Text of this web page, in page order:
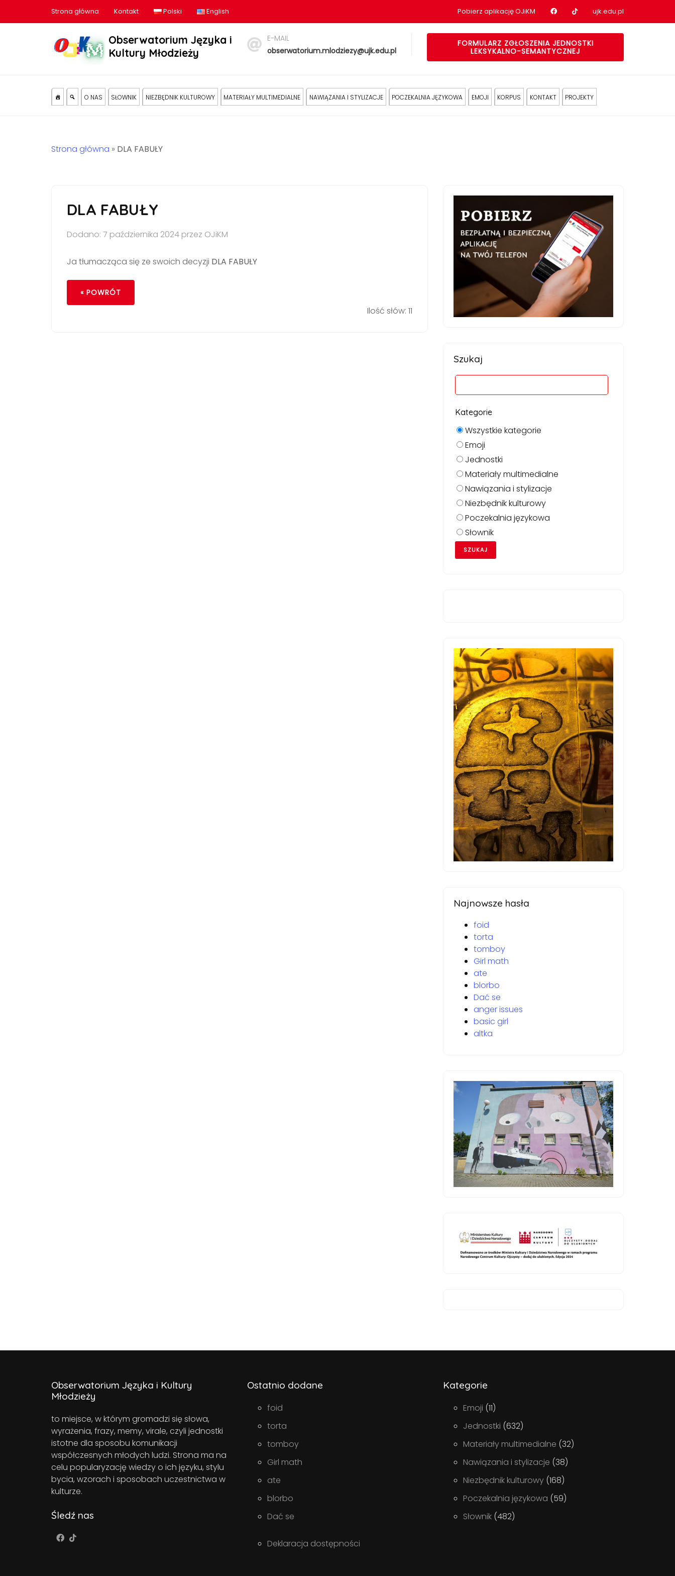
Strona główna Kontakt Polski English Pobierz aplikację OJiKM Nasz profil na Facebook
Nasz profil na tiktok
ujk.edu.pl
Obserwatorium Języka i
Kultury Młodzieży
E-MAIL
obserwatorium.mlodziezy@ujk.edu.pl
FORMULARZ ZGŁOSZENIA JEDNOSTKI
LEKSYKALNO-SEMANTYCZNEJ
O NAS SŁOWNIK NIEZBĘDNIK KULTUROWY MATERIAŁY MULTIMEDIALNE NAWIĄZANIA I STYLIZACJE POCZEKALNIA JĘZYKOWA EMOJI KORPUS KONTAKT PROJEKTY
Strona główna » DLA FABUŁY
DLA FABUŁY
Dodano: 7 października 2024 przez OJiKM
Ja tłumacząca się ze swoich decyzji DLA FABUŁY
« POWRÓT
Ilość słów: 11
Szukaj
Kategorie
Wszystkie kategorie
Emoji
Jednostki
Materiały multimedialne
Nawiązania i stylizacje
Niezbędnik kulturowy
Poczekalnia językowa
Słownik
Najnowsze hasła
foid
torta
tomboy
Girl math
ate
blorbo
Dać se
anger issues
basic girl
altka
Obserwatorium Języka i Kultury
Młodzieży
to miejsce, w którym gromadzi się słowa,
wyrażenia, frazy, memy, virale, czyli jednostki
istotne dla sposobu komunikacji
współczesnych młodych ludzi. Strona ma na
celu popularyzację wiedzy o ich języku, stylu
bycia, wzorach i sposobach uczestnictwa w
kulturze.
Śledź nas
Ostatnio dodane
foid
torta
tomboy
Girl math
ate
blorbo
Dać se
Deklaracja dostępności
Kategorie
Emoji (11)
Jednostki (632)
Materiały multimedialne (32)
Nawiązania i stylizacje (38)
Niezbędnik kulturowy (168)
Poczekalnia językowa (59)
Słownik (482)